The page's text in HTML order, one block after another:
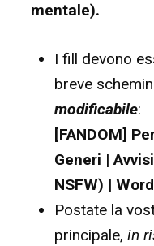
mentale).
I fill devono
breve
modificabile:
[FANDOM]
Generi |
NSFW) |
Postate la
principale,in